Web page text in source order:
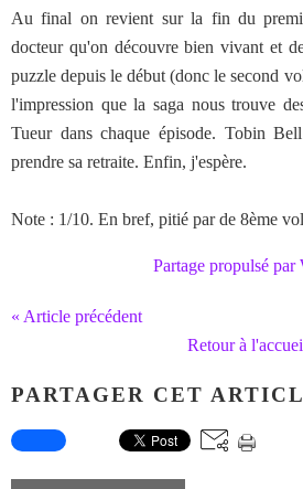
Au final on revient sur la fin du
docteur qu'on découvre bien vivant et
puzzle depuis le début (donc le second
l'impression que la saga nous trouve
Tueur dans chaque épisode. Tobin
prendre sa retraite. Enfin, j'espère.
Note : 1/10. En bref, pitié par de 8ème
Partage propulsé par
« Article précédent
Retour à
PARTAGER CET